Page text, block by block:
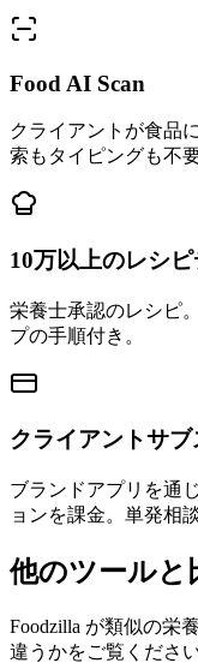
Food AI Scan
クライアントが食品
索もタイピングも不要
10万以上のレシ
栄養士承認のレシピ
プの手順付き。
クライアントサ
ブランドアプリを通
ョンを課金。単発相
他のツールと
Foodzilla が類似の栄
違うかをご覧ください